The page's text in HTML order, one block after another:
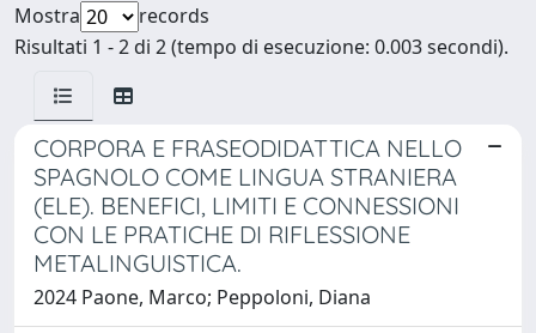
Mostra
records
Risultati 1 - 2 di 2 (tempo di esecuzione: 0.003 secondi).
CORPORA E FRASEODIDATTICA NELLO
SPAGNOLO COME LINGUA STRANIERA
(ELE). BENEFICI, LIMITI E CONNESSIONI
CON LE PRATICHE DI RIFLESSIONE
METALINGUISTICA.
2024 Paone, Marco; Peppoloni, Diana